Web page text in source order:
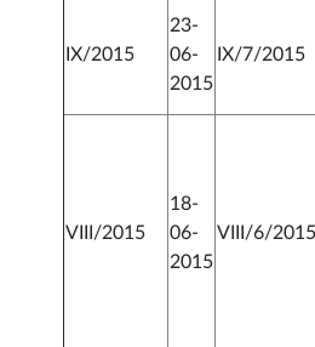
IX/2015
23-
06-
2015
IX/7/2015
VIII/2015
18-
06-
2015
VIII/6/2015